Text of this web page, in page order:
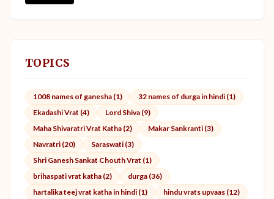
TOPICS
1008 names of ganesha (1)
32 names of durga in hindi (1)
Ekadashi Vrat (4)
Lord Shiva (9)
Maha Shivaratri Vrat Katha (2)
Makar Sankranti (3)
Navratri (20)
Saraswati (3)
Shri Ganesh Sankat Chouth Vrat (1)
brihaspati vrat katha (2)
durga (36)
hartalika teej vrat katha in hindi (1)
hindu vrats upvaas (12)